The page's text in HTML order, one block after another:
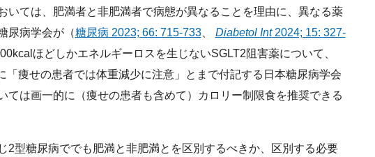
ては、肥満者と非肥満者で病態が異なることを理由に、異なる薬
尿病学会が（糖尿病 2023; 66: 715-733、 Diabetol Int2024; 15: 327-
ほどしかエネルギーロスを生じないSGLT2阻害薬について、
「痩せの患者では体重減少に注意」とまで付記する日本糖尿病学会
ては画一的に（痩せの患者も含めて）カロリー制限食を推奨できる
型糖尿病ででも肥満と非肥満とを区別するべきか、区別する必要